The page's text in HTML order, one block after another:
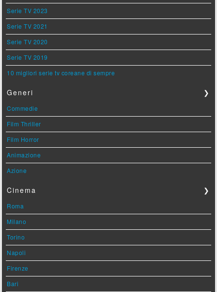
Serie TV 2023
Serie TV 2021
Serie TV 2020
Serie TV 2019
10 migliori serie tv coreane di sempre
Generi ❯
Commedie
Film Thriller
Film Horror
Animazione
Azione
Cinema ❯
Roma
Milano
Torino
Napoli
Firenze
Bari